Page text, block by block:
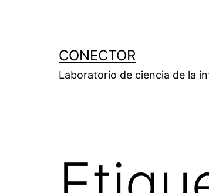
CONECTOR
Laboratorio de ciencia de la